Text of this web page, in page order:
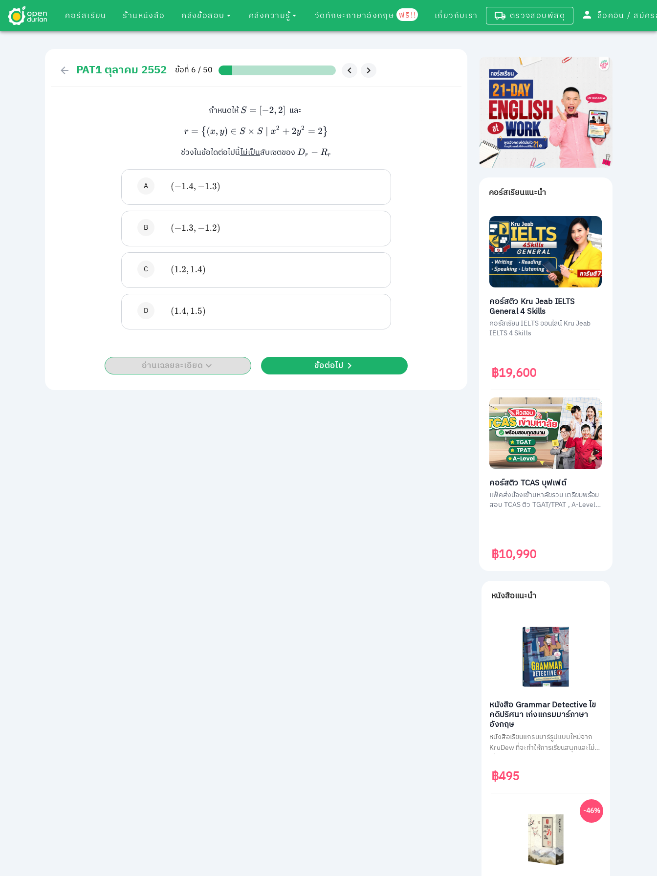
คอร์สเรียน ร้านหนังสือ คลังข้อสอบ คลังความรู้ วัดทักษะภาษาอังกฤษ ฟรี!! เกี่ยวกับเรา ตรวจสอบพัสดุ ล็อคอิน /
PAT1 ตุลาคม 2552 ข้อที่ 6 / 50
กำหนดให้S=[− ,2]
และ
r={(x y) ∈S ×S ∣x +2 y2=2}
ช่วงในข้อใดต่อไปนี้ไม่เป็นสับเซตของDr− Rr
A (−1.4,− 1.3)
B (−1.3,− 1.2)
C (1.2,1.4)
D (1.4,1.5)
อ่านเฉลยละเอียด ข้อต่อไป
คอร์สเรียนแนะนำ
คอร์สติว Kru Jeab IELTS
General 4 Skills
คอร์สเรียน IELTS ออนไลน์ Kru Jeab
IELTS 4 Skills
฿19,600
คอร์สติว TCAS บุฟเฟต์
แพ็คส่งน้องเข้ามหาลัยรวม เตรียมพร้อม
สอบ TCAS ติว TGAT/TPAT , A-Level
฿10,990
หนังสือแนะนำ
หนังสือ Grammar Detective ไข
คดีปริศนา เก่งแกรมมาร์ภาษา
อังกฤษ
หนังสือเรียนแกรมมาร์รูปแบบใหม่จาก
KruDew ที่จะทำให้การเรียนสนุกและไม่น่า
สวมบทนักสืบ ไขคดีปริศนาไปพร้อมกับ
การเรียนรู้หลักแกรมมาร์ที่ครอบคลุม
ฝึกหัดทบทวนความเข้าใจมากกว่า 400
฿495
-46%